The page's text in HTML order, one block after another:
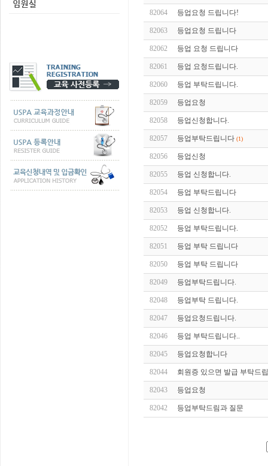
82064 등업요청 드립니다!
82063 등업요청 드립니다
82062 등업 요청 드립니다
82061 등업 요청드립니다.
82060 등업 부탁드립니다.
82059 등업요청
82058 등업신청합니다.
82057 등업부탁드립니다 (1)
82056 등업신청
82055 등업 신청합니다.
82054 등업 부탁드립니다
82053 등업 신청합니다.
82052 등업 부탁드립니다.
82051 등업 부탁 드립니다
82050 등업 부탁 드립니다
82049 등업부탁드립니다.
82048 등업부탁 드립니다.
82047 등업요청드립니다.
82046 등업 부탁드립니다..
82045 등업요청합니다
82044 회원증 있으면 발급 부탁드
82043 등업요청
82042 등업부탁드림과 질문